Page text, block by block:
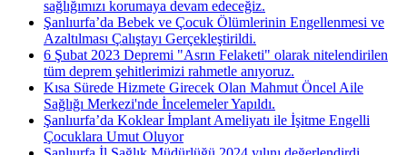
sağlığımızı korumaya devam edeceğiz.
Şanlıurfa’da Bebek ve Çocuk Ölümlerinin Engellenmesi ve
Azaltılması Çalıştayı Gerçekleştirildi.
6 Şubat 2023 Depremi "Asrın Felaketi" olarak nitelendirilen
tüm deprem şehitlerimizi rahmetle anıyoruz.
Kısa Sürede Hizmete Girecek Olan Mahmut Öncel Aile
Sağlığı Merkezi'nde İncelemeler Yapıldı.
Şanlıurfa’da Koklear İmplant Ameliyatı ile İşitme Engelli
Çocuklara Umut Oluyor